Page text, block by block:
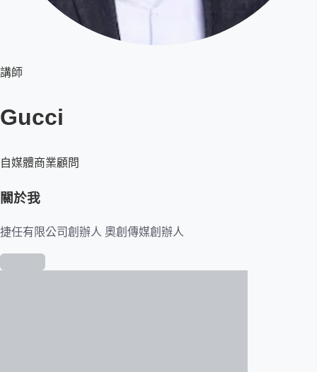
講師
Gucci
自媒體商業顧問
關於我
捷任有限公司創辦人 奧創傳媒創辦人